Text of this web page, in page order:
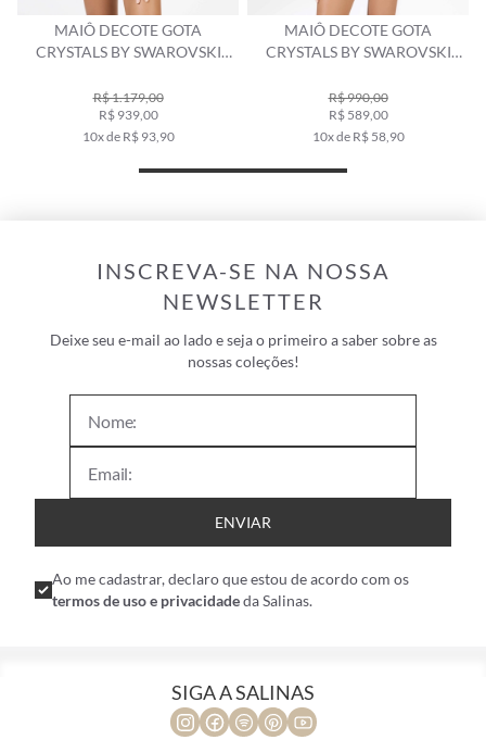
MAIÔ DECOTE GOTA
CRYSTALS BY SWAROVSKI
R$ 1.179,00
R$ 939,00
10x de R$ 93,90
MAIÔ DECOTE GOTA
CRYSTALS BY SWAROVSKI
R$ 990,00
R$ 589,00
10x de R$ 58,90
INSCREVA-SE NA NOSSA
NEWSLETTER
Deixe seu e-mail ao lado e seja o primeiro a saber sobre as
nossas coleções!
ENVIAR
Ao me cadastrar, declaro que estou de acordo com os
termos de uso e privacidadeda Salinas.
SIGA A SALINAS